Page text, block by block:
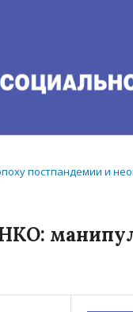
постпандемии и